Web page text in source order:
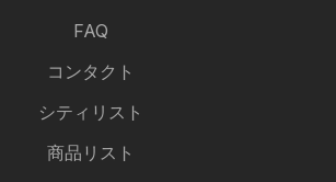
FAQ
コンタクト
シティリスト
商品リスト